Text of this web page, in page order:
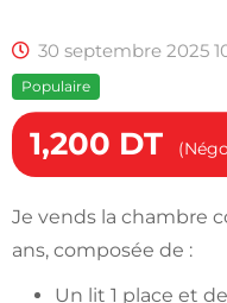
30 septembre 2025
Populaire
1,200 DT
Je vends la chambre
ans, composée de :
Un lit 1 place et